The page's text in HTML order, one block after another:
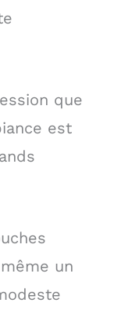
que
est
un